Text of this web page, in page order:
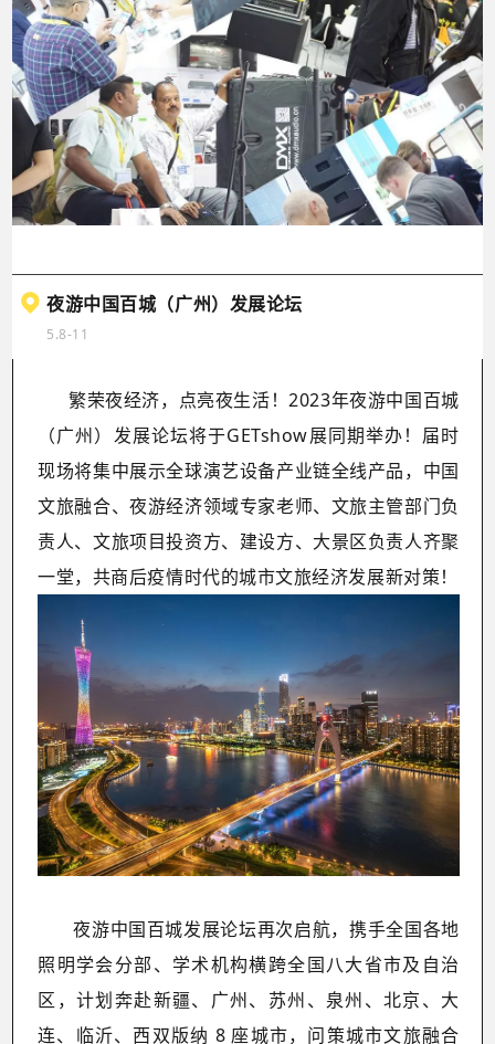
夜游中国百城（广州）发展论坛
5.8-11
繁荣夜经济，点亮夜生活！2023年夜游中国百城
（广州）发展论坛将于GETshow展同期举办！届时
现场将集中展示全球演艺设备产业链全线产品，中国
文旅融合、夜游经济领域专家老师、文旅主管部门负
责人、文旅项目投资方、建设方、大景区负责人齐聚
一堂，共商后疫情时代的城市文旅经济发展新对策！
夜游中国百城发展论坛再次启航，携手全国各地
照明学会分部、学术机构横跨全国八大省市及自治
区，计划奔赴新疆、广州、苏州、泉州、北京、大
连、临沂、西双版纳 8 座城市，问策城市文旅融合